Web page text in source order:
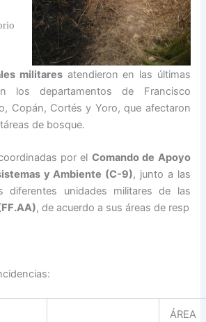
militaresatendieron en las últimas
los departamentos de Francisco
Copán, Cortés y Yoro, que afectaron
de bosque.
por el Comando de Apoyo
y Ambiente (C-9), junto a las
diferentes unidades militares de las
, de acuerdo a sus áreas de resp
ÁREA